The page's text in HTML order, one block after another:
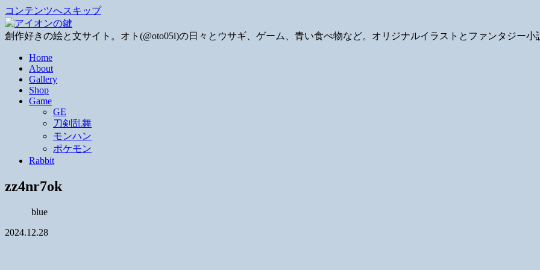
コンテンツへスキップ
創作好きの絵と文サイト。オト(@oto05i)の日々とウサギ、ゲーム、青い食べ物など。オリジナルイラストとファンタジー小
Home
About
Gallery
Shop
Game
GE
刀剣乱舞
モンハン
ポケモン
Rabbit
zz4nr7ok
blue
2024.12.28